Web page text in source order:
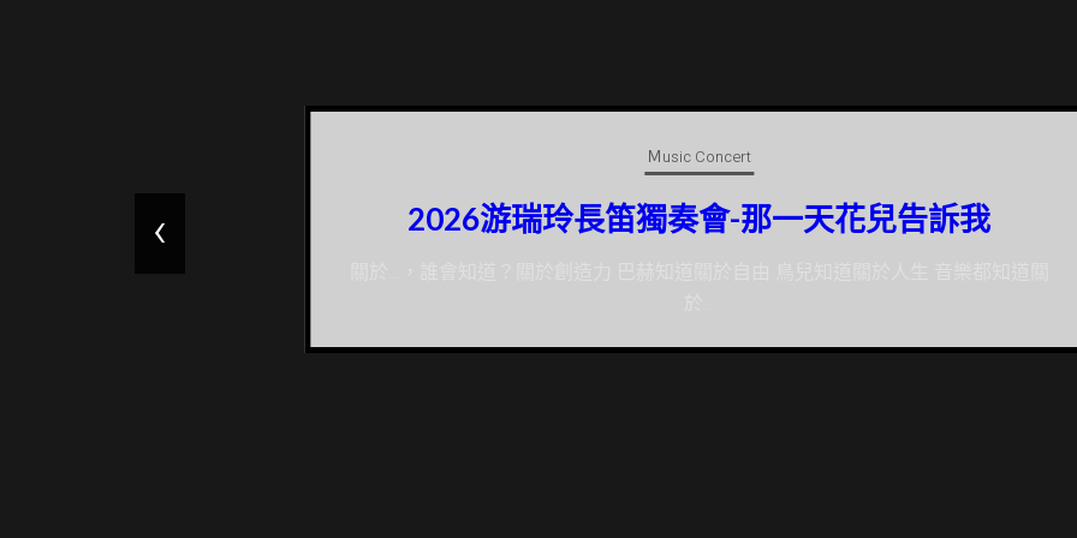
Ｍusic Concert
2025 陳惠湄與她的朋友們長笛與中提琴、豎琴篇
‹